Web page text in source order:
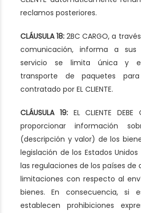
reclamos posteriores.
CLÁUSULA 18: 2BC CARGO, a
comunicación, informa a sus
servicio se limita única y
transporte de paquetes
contratado por EL CLIENTE.
CLÁUSULA 19: EL CLIENTE DEBE
proporcionar información
(descripción y valor) de los
legislación de los Estados
las regulaciones de los países de
limitaciones con respecto al
bienes. En consecuencia, si
establecen prohibiciones